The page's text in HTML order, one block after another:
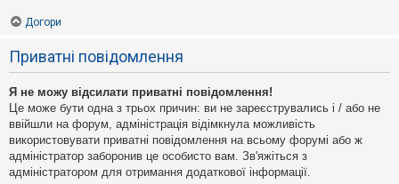
Догори
Приватні повідомлення
Я не можу відсилати приватні повідомлення!
Це може бути одна з трьох причин: ви не зареєструвались і / або не
ввійшли на форум, адміністрація відімкнула можливість
використовувати приватні повідомлення на всьому форумі або ж
адміністратор заборонив це особисто вам. Зв'яжіться з
адміністратором для отримання додаткової інформації.